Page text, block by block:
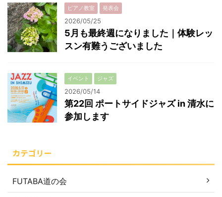
ピアノ教室 発表会
2026/05/25
5月も最終週になりました｜体験レッ
スン有難うございました
イベント ジャズ
2026/05/14
第22回 ポートサイドジャズ in 清水に
参加します
カテゴリー
FUTABA道の会